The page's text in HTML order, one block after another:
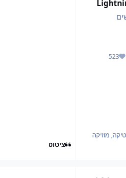
523
מוניטין
מוזיקה
ציטוט